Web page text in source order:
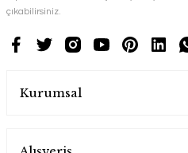
çıkabilirsiniz.
Kurumsal